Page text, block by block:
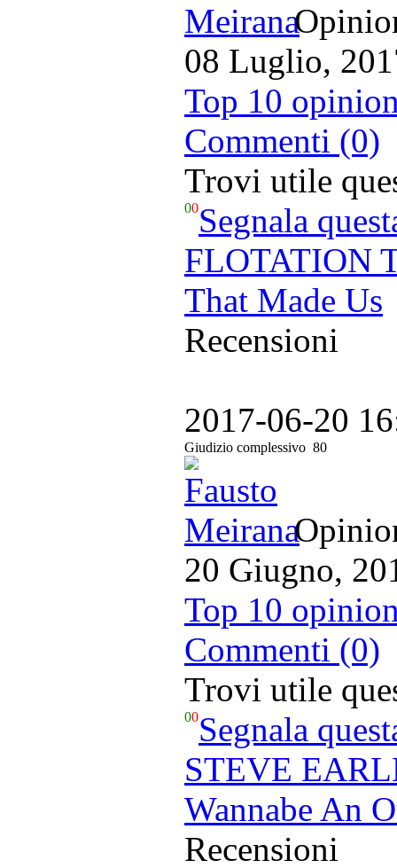
08 Luglio,
Top 10
Commenti (0)
Trovi utile
00Segnala
FLOTATION
That Made Us
Recensioni
2017-06-20
Giudizio complessivo 80
20 Giugno,
Top 10
Commenti (0)
Trovi utile
00Segnala
STEVE
Wannabe An
Recensioni